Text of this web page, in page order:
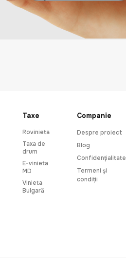
Taxe
Rovinieta
Taxa de
drum
E-vinieta
MD
Vinieta
Bulgară
Companie
Despre proiect
Blog
Confidențialitate
Termeni și
condiții